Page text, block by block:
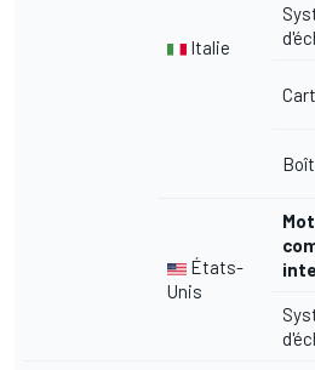
Italie
États-
Unis